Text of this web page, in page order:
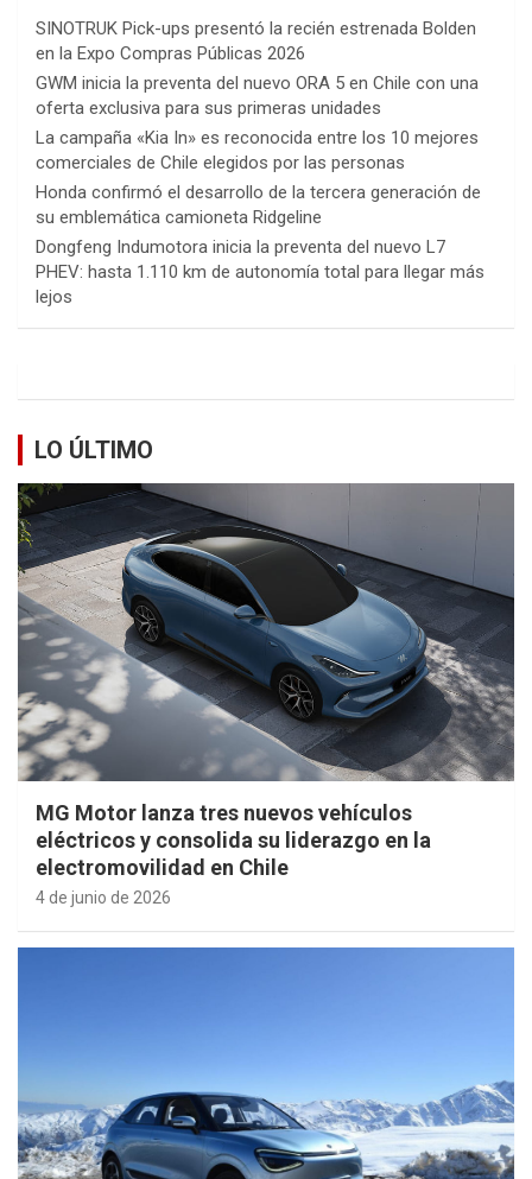
SINOTRUK Pick-ups presentó la recién estrenada Bolden
en la Expo Compras Públicas 2026
GWM inicia la preventa del nuevo ORA 5 en Chile con una
oferta exclusiva para sus primeras unidades
La campaña «Kia In» es reconocida entre los 10 mejores
comerciales de Chile elegidos por las personas
Honda confirmó el desarrollo de la tercera generación de
su emblemática camioneta Ridgeline
Dongfeng Indumotora inicia la preventa del nuevo L7
PHEV: hasta 1.110 km de autonomía total para llegar más
lejos
LO ÚLTIMO
MG Motor lanza tres nuevos vehículos
eléctricos y consolida su liderazgo en la
electromovilidad en Chile
4 de junio de 2026